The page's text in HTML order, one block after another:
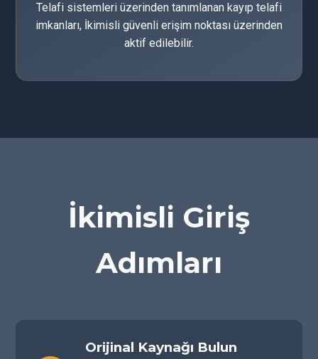
Telafi sistemleri üzerinden tanımlanan kayıp telafi
imkanları, İkimisli güvenli erişim noktası üzerinden
aktif edilebilir.
İkimisli Giriş
Adımları
Orijinal Kaynağı Bulun